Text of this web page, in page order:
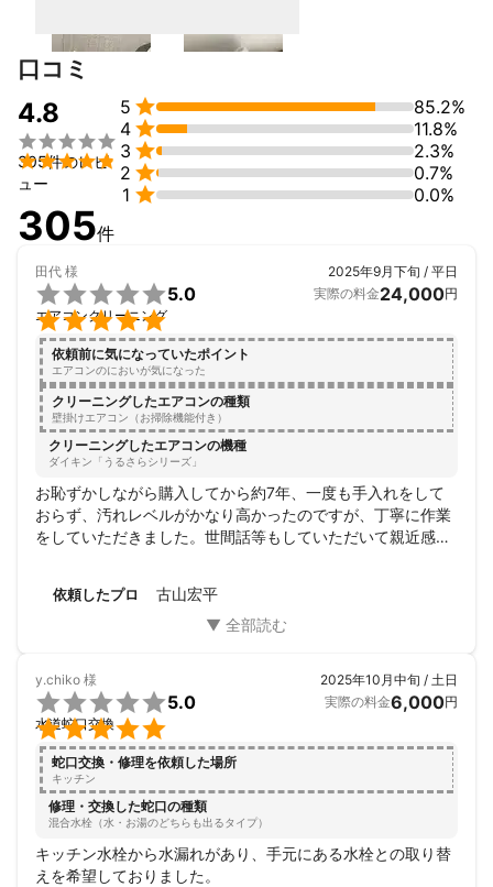
口コミ
4.8


305件のレビ
ュー
5 
85.2%
4 
11.8%
3 
2.3%
2 
0.7%
1  0.0%
305件
田代 様


5.0
エアコンクリーニング
2025年9月下旬 / 平日
実際の料金24,000円
依頼前に気になっていたポイント
エアコンのにおいが気になった
クリーニングしたエアコンの種類
壁掛けエアコン（お掃除機能付き）
クリーニングしたエアコンの機種
ダイキン「うるさらシリーズ」
お恥ずかしながら購入してから約7年、一度も手入れをして
おらず、汚れレベルがかなり高かったのですが、丁寧に作業
をしていただきました。世間話等もしていただいて親近感が
また次回お願いしたいと思います。
依頼したプロ 古山宏平
y.chiko 様


5.0
水道蛇口交換
2025年10月中旬 / 土日
実際の料金6,000円
蛇口交換・修理を依頼した場所
キッチン
修理・交換した蛇口の種類
混合水栓（水・お湯のどちらも出るタイプ）
キッチン水栓から水漏れがあり、手元にある水栓との取り替
えを希望しておりました。